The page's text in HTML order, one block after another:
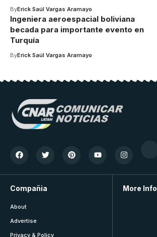
ByErick Saúl Vargas Aramayo
Ingeniera aeroespacial boliviana
becada para importante evento en
Turquía
ByErick Saúl Vargas Aramayo
Compañia
About
Advertise
Privacy & Policy
More Info